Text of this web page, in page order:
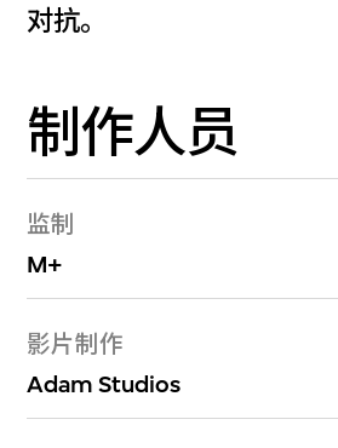
对抗。
制作人员
监制
M+
影片制作
Adam Studios